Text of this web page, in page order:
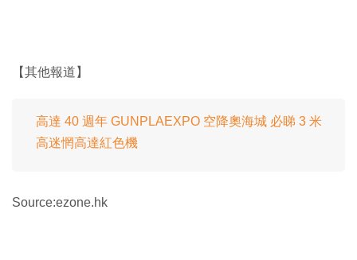
【其他報道】
高達 40 週年 GUNPLAEXPO 空降奧海城 必睇 3 米
高迷惘高達紅色機
Source:ezone.hk